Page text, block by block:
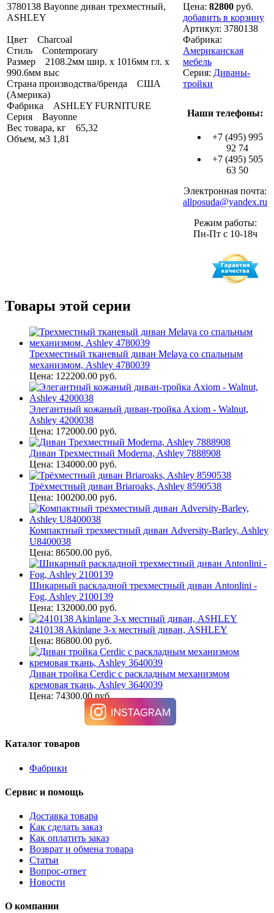
3780138 Bayonne диван трехместный,
ASHLEY
Цвет Charcoal
Стиль Contemporary
Размер 2108.2мм шир. x 1016мм гл. x
990.6мм выс
Страна производства/бренда США
(Америка)
Фабрика ASHLEY FURNITURE
Серия Bayonne
Вес товара, кг 65,32
Объем, м3 1,81
Цена: 82800 руб.
добавить в корзину
Артикул: 3780138
Фабрика:
Американская
мебель
Серия: Диваны-
тройки
Наши телефоны:
+7 (495) 995
92 74
+7 (495) 505
63 50
Электронная почта:
allposuda@yandex.ru
Режим работы:
Пн-Пт с 10-18ч
Товары этой серии
Трехместный тканевый диван Melaya со спальным
механизмом, Ashley 4780039
Цена: 122200.00 руб.
Элегантный кожаный диван-тройка Axiom - Walnut,
Ashley 4200038
Цена: 172000.00 руб.
Диван Трехместный Moderna, Ashley 7888908
Цена: 134000.00 руб.
Трёхместный диван Briaroaks, Ashley 8590538
Цена: 100200.00 руб.
Компактный трехместный диван Adversity-Barley, Ashley
U8400038
Цена: 86500.00 руб.
Шикарный раскладной трехместный диван Antonlini -
Fog, Ashley 2100139
Цена: 132000.00 руб.
2410138 Akinlane 3-х местный диван, ASHLEY
Цена: 86800.00 руб.
Диван тройка Cerdic с раскладным механизмом
кремовая ткань, Ashley 3640039
Цена: 74300.00 руб.
Каталог товаров
Фабрики
Сервис и помощь
Доставка товара
Как сделать заказ
Как оплатить заказ
Возврат и обмена товара
Статьи
Вопрос-ответ
Новости
О компании